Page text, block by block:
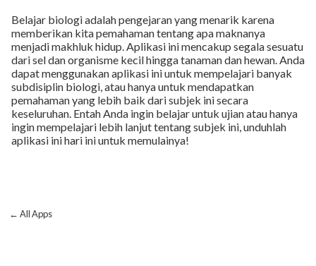
Belajar biologi adalah pengejaran yang menarik karena
memberikan kita pemahaman tentang apa maknanya
menjadi makhluk hidup. Aplikasi ini mencakup segala sesuatu
dari sel dan organisme kecil hingga tanaman dan hewan. Anda
dapat menggunakan aplikasi ini untuk mempelajari banyak
subdisiplin biologi, atau hanya untuk mendapatkan
pemahaman yang lebih baik dari subjek ini secara
keseluruhan. Entah Anda ingin belajar untuk ujian atau hanya
ingin mempelajari lebih lanjut tentang subjek ini, unduhlah
aplikasi ini hari ini untuk memulainya!
← All Apps